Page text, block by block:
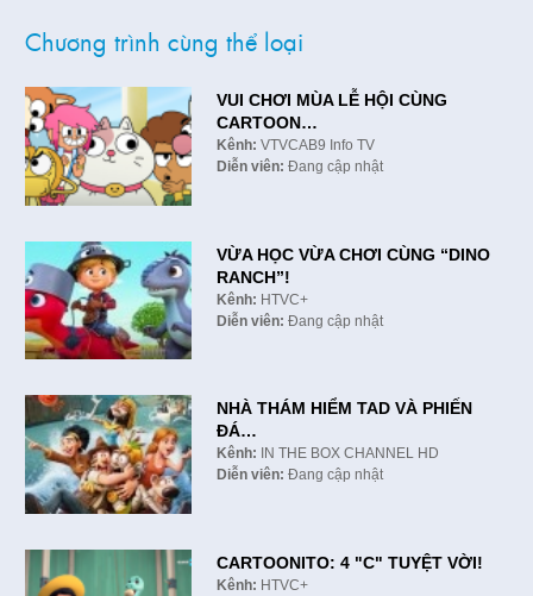
Chương trình cùng thể loại
VUI CHƠI MÙA LỄ HỘI CÙNG
CARTOON…
Kênh: VTVCAB9 Info TV
Diễn viên: Đang cập nhật
VỪA HỌC VỪA CHƠI CÙNG “DINO
RANCH”!
Kênh: HTVC+
Diễn viên: Đang cập nhật
NHÀ THÁM HIỂM TAD VÀ PHIẾN
ĐÁ…
Kênh: IN THE BOX CHANNEL HD
Diễn viên: Đang cập nhật
CARTOONITO: 4 "C" TUYỆT VỜI!
Kênh: HTVC+